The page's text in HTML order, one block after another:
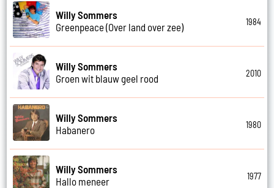
Willy Sommers
Greenpeace (Over land over zee)
1984
Willy Sommers
Groen wit blauw geel rood
2010
Willy Sommers
Habanero
1980
Willy Sommers
Hallo meneer
1977